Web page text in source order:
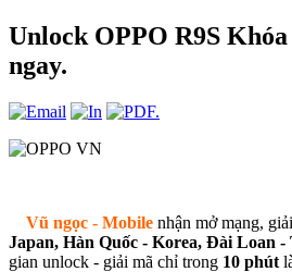
Unlock OPPO R9S
ngay.
Vũ ngọc - Mobile nhận mở mạng,
Japan, Hàn Quốc - Korea, Đài Loan -
gian unlock - giải mã chỉ trong 10 phút